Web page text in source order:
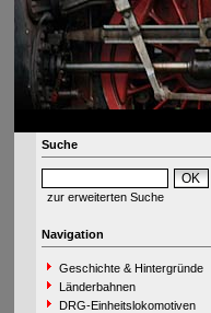
Suche
zur erweiterten Suche
Navigation
Geschichte & Hintergründe
Länderbahnen
DRG-Einheitslokomotiven